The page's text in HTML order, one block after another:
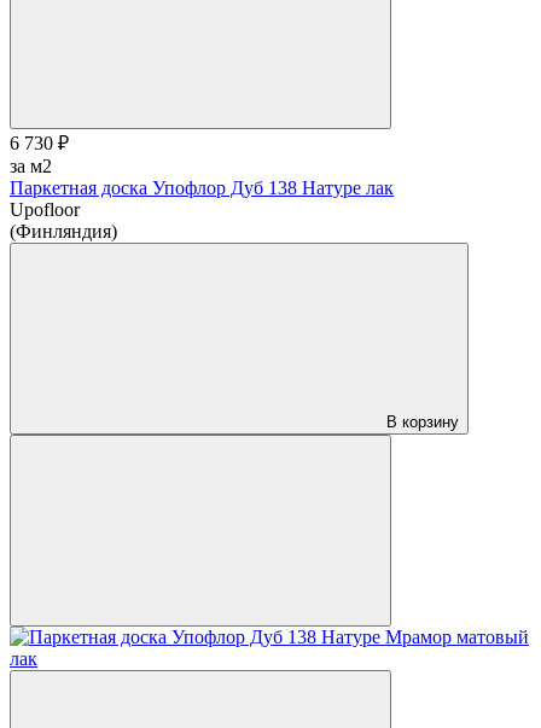
6 730 ₽
за м2
Паркетная доска Упофлор Дуб 138 Натуре лак
Upofloor
(Финляндия)
В корзину